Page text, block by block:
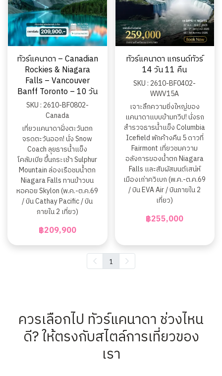
ทัวร์แคนาดา – Canadian
Rockies & Niagara
Falls – Vancouver
Banff Toronto – 10 วัน
SKU : 2610-BF0802-
Canada
เที่ยวแคนาดาฝั่งตะวันตก
จรดตะวันออก! นั่ง Snow
Coach ลุยธารน้ำแข็ง
โคลัมเบีย ขึ้นกระเช้า Sulphur
Mountain ล่องเรือชมน้ำตก
Niagara Falls ทานข้าวบน
หอคอย Skylon (พ.ค.-ต.ค.69
/ บิน Cathay Pacific / บิน
ภายใน 2 เที่ยว)
฿209,900
ทัวร์แคนาดา แกรนด์ทัวร์
14 วัน 11 คืน
SKU : 2610-BF0402-
WWV15A
เจาะลึกความยิ่งใหญ่ของ
แคนาดาแบบข้ามทวีป! นั่งรถ
สำรวจธารน้ำแข็ง Columbia
Icefield พักค้างคืน 5 ดาวที่
Fairmont เที่ยวชมความ
อลังการของน้ำตก Niagara
Falls และสัมผัสมนต์เสน่ห์
เมืองเก่าควิเบก (พ.ค.-ต.ค.69
/ บิน EVA Air / บินภายใน 2
เที่ยว)
฿255,000
1
ควรเลือกไป ทัวร์แคนาดา ช่วงไหน
ดี? ให้ตรงกับสไตล์การเที่ยวของ
เรา